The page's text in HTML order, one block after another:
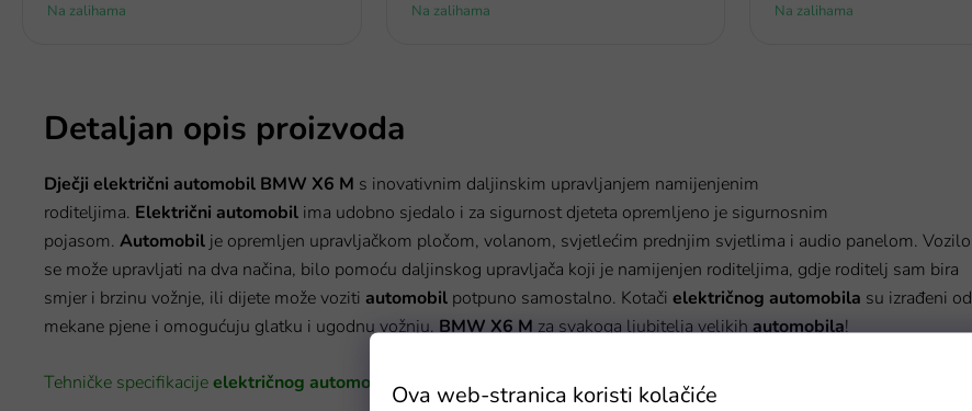
Ova web-stranica koristi kolačiće
Na zalihama Na zalihama Na zalihama
Detaljan opis proizvoda
Dječji električni automobil BMW X6 M s inovativnim daljinskim upravljanjem namijenjenim
roditeljima. Električni automobil ima udobno sjedalo i za sigurnost djeteta opremljeno je sigurnosnim
pojasom. Automobil je opremljen upravljačkom pločom, volanom, svjetlećim prednjim svjetlima i audio panelom. Vozilo
se može upravljati na dva načina, bilo pomoću daljinskog upravljača koji je namijenjen roditeljima, gdje roditelj sam bira
smjer i brzinu vožnje, ili dijete može voziti automobil potpuno samostalno. Kotači električnog automobila su izrađeni od
mekane pjene i omogućuju glatku i ugodnu vožnju.BMW X6 Mza svakoga ljubitelja velikihautomobila!
Tehničke specifikacijeelektričnog automobila BMW X6 M :